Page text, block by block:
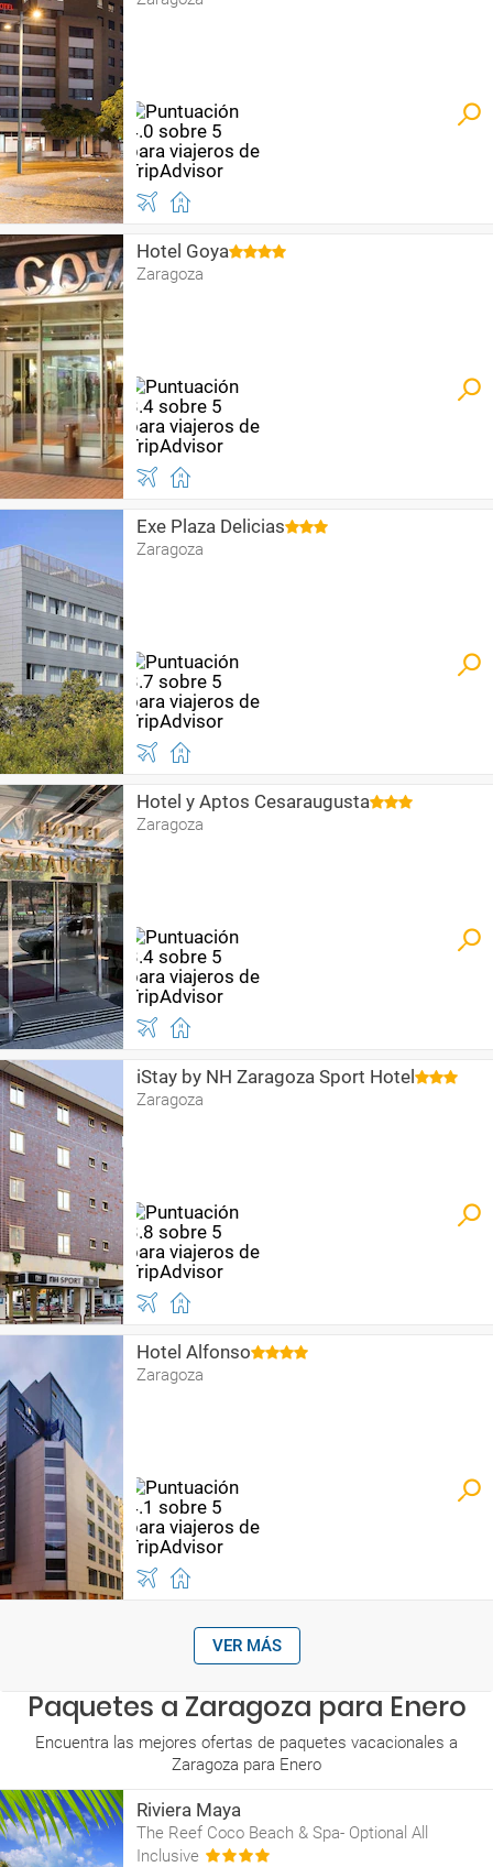
Hotel Goya
Zaragoza
Exe Plaza Delicias
Zaragoza
Hotel y Aptos Cesaraugusta
Zaragoza
iStay by NH Zaragoza Sport Hotel
Zaragoza
Hotel Alfonso
Zaragoza
VER MÁS
Paquetes a Zaragoza para Enero
Encuentra las mejores ofertas de paquetes vacacionales a
Zaragoza para Enero
Riviera Maya
The Reef Coco Beach & Spa- Optional All
Inclusive